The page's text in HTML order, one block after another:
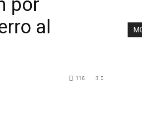
por
al
0
116